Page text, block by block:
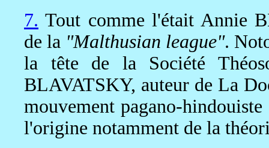
7. Tout comme l'était Annie
de la "Malthusian league".
la tête de la Société
BLAVATSKY, auteur de La
mouvement pagano-
l'origine notamment de la